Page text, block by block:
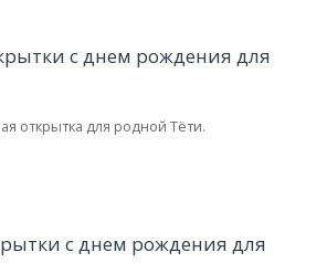
открытка для родной Тёти.